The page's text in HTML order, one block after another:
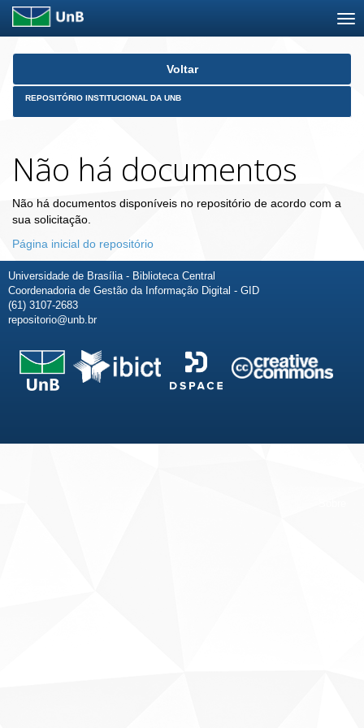
Skip
Voltar
REPOSITÓRIO INSTITUCIONAL DA UNB
Não há documentos
Não há documentos disponíveis no repositório de acordo com a
sua solicitação.
Página inicial do repositório
Universidade de Brasília - Biblioteca Central
Coordenadoria de Gestão da Informação Digital - GID
(61) 3107-2683
repositorio@unb.br